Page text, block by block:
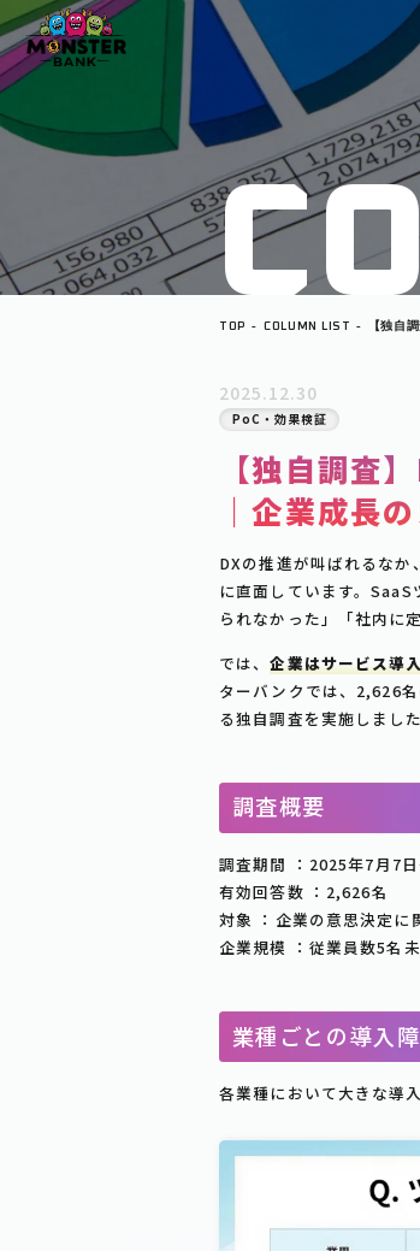
C
TOP COLUMN LIST
【独自
2025.12.30
PoC・効果検証
【独自調査
｜企業成長
DXの推進が叫ばれるなか
に直面しています。
られなかった」「社内に
では、企業はサービス導
ターバンクでは、2,626
る独自調査を実施しました
調査概要
調査期間 ：2025年7月7
有効回答数 ：2,626名
対象 ：企業の意思決定に
企業規模 ：従業員数5名
業種ごとの導入
各業種において大きな導